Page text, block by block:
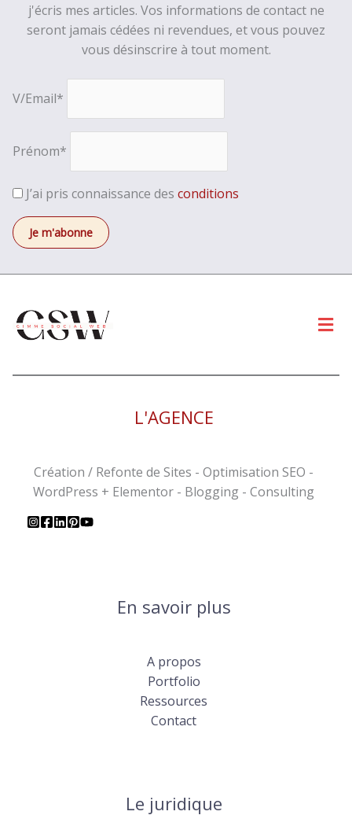
j'écris mes articles. Vos informations de contact ne
seront jamais cédées ni revendues, et vous pouvez
vous désinscrire à tout moment.
V/Email*
Prénom*
J’ai pris connaissance des conditions
L'AGENCE
Création / Refonte de Sites - Optimisation SEO -
WordPress + Elementor - Blogging - Consulting
En savoir plus
A propos
Portfolio
Ressources
Contact
Le juridique